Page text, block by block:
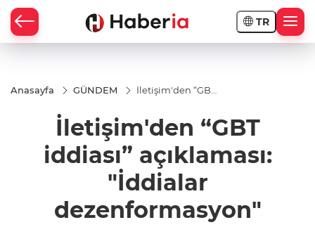
TR
Anasayfa GÜNDEM
İletişim'den “GBT
"İddialar
dezenformasyon"
İletişim'den “GBT
iddiası” açıklaması:
"İddialar
dezenformasyon"